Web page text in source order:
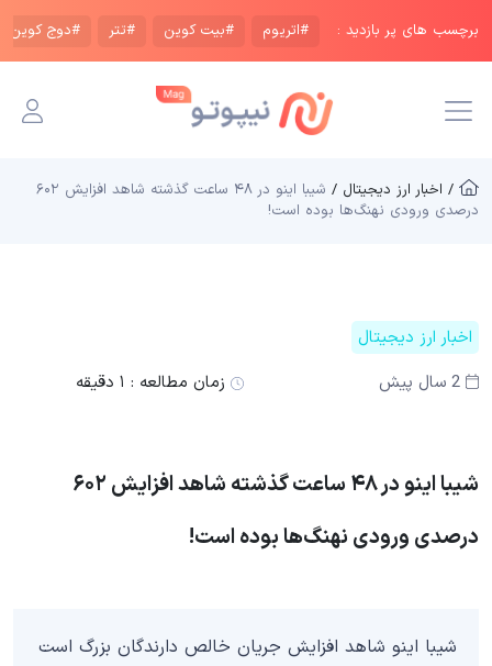
برچسب های پر بازدید : #اتریوم #بیت کوین #تتر #دوج کوین
/ اخبار ارز دیجیتال /
شیبا اینو در ۴۸ ساعت گذشته شاهد افزایش ۶۰۲
درصدی ورودی نهنگ‌ها بوده است!
اخبار ارز دیجیتال
2 سال پیش
زمان مطالعه : ۱ دقیقه
شیبا اینو در ۴۸ ساعت گذشته شاهد افزایش ۶۰۲
درصدی ورودی نهنگ‌ها بوده است!
شیبا اینو شاهد افزایش جریان خالص دارندگان بزرگ است